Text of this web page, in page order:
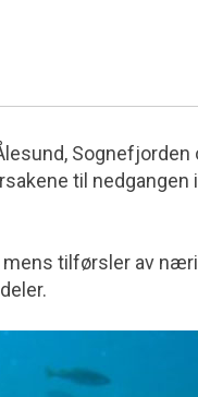
til nedgangen
mens tilførsler av